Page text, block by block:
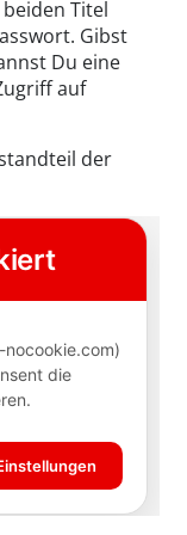
Titel
Gibst
Du eine
auf
der